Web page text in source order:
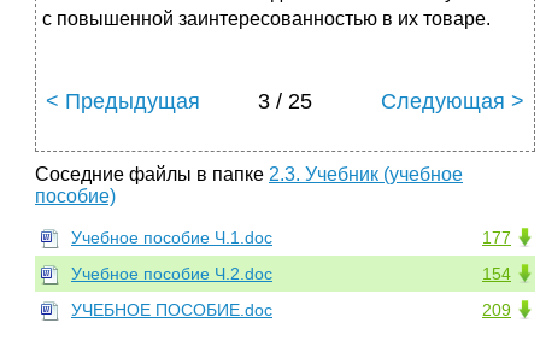
с повышенной заинтересованностью в их товаре.
< Предыдущая 3 / 25 Следующая >
Соседние файлы в папке 2.3. Учебник (учебное
пособие)
177
Учебное пособие Ч.1.doc
154
Учебное пособие Ч.2.doc
209
УЧЕБНОЕ ПОСОБИЕ.doc